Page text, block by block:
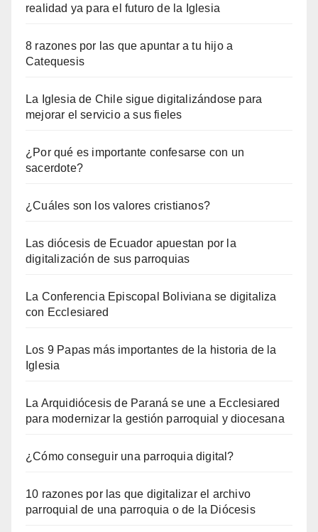
realidad ya para el futuro de la Iglesia
8 razones por las que apuntar a tu hijo a
Catequesis
La Iglesia de Chile sigue digitalizándose para
mejorar el servicio a sus fieles
¿Por qué es importante confesarse con un
sacerdote?
¿Cuáles son los valores cristianos?
Las diócesis de Ecuador apuestan por la
digitalización de sus parroquias
La Conferencia Episcopal Boliviana se digitaliza
con Ecclesiared
Los 9 Papas más importantes de la historia de la
Iglesia
La Arquidiócesis de Paraná se une a Ecclesiared
para modernizar la gestión parroquial y diocesana
¿Cómo conseguir una parroquia digital?
10 razones por las que digitalizar el archivo
parroquial de una parroquia o de la Diócesis